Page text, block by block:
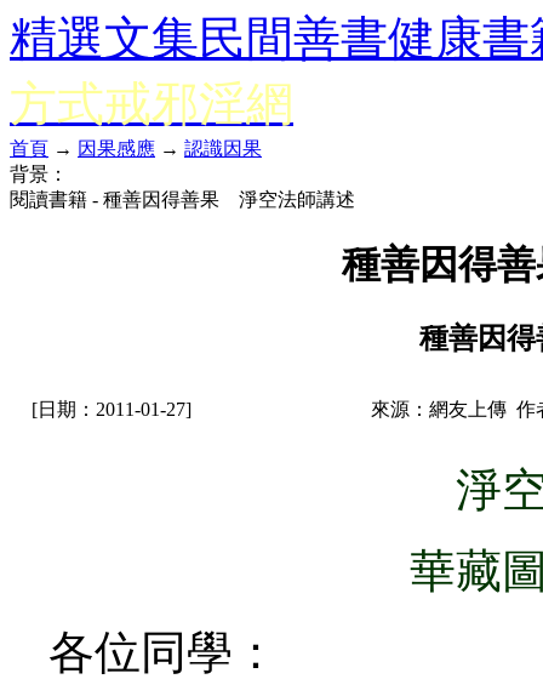
精選文集民間善書健康書
方式戒邪淫網
首頁 → 因果感應 → 認識因果
背景：
閱讀書籍 - 種善因得善果 淨空法師講述
種善因得
種善因
[日期：2011-01-27] 來源：網友上傳 作
淨
華藏
各位同學：